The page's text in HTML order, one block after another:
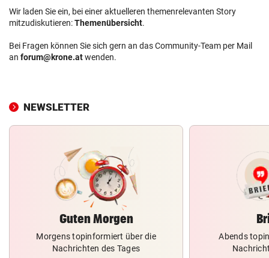
Wir laden Sie ein, bei einer aktuelleren themenrelevanten Story
mitzudiskutieren:Themenübersicht.
Bei Fragen können Sie sich gern an das Community-Team per Mail
an forum@krone.atwenden.
NEWSLETTER
Guten Morgen
Morgens topinformiert über die
Nachrichten des Tages
Abends